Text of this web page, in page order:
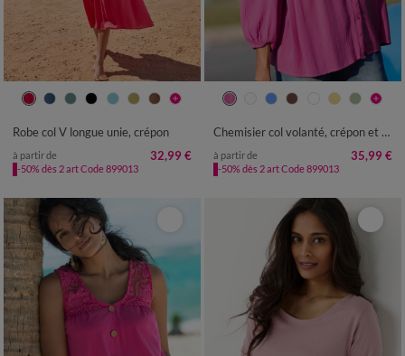
36 38 40 42 44 46
48
Robe col V longue unie, crépon
à partir de 32,99 €
-50% dès 2 art Code 899013
36 40 42 44 46
48
Chemisier col volanté, crépon et macramé
à partir de 35,99 €
-50% dès 2 art Code 899013